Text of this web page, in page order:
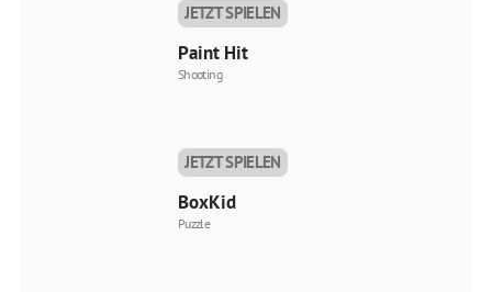
JETZT SPIELEN
Paint Hit
Shooting
JETZT SPIELEN
BoxKid
Puzzle